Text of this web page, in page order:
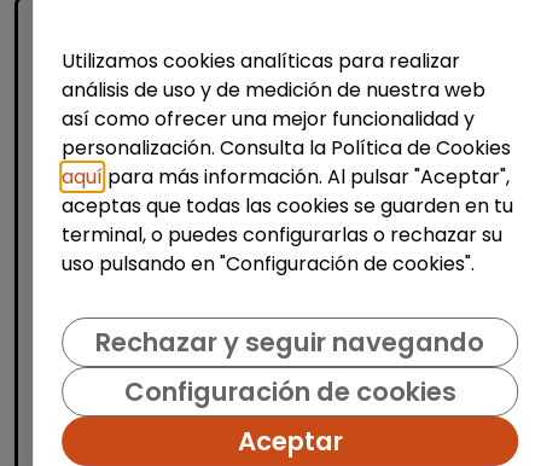
Turismo, Hostelería y Restauración
Cocinero/a (valència)
Valencia| España(Valencia)
La persona seleccionada se encargará de
confeccionar ofertas gastronómicas y
determinar la calidad de las materias
primas, satisfaciendo las necesidades del
Utilizamos cookies analíticas para realizar
análisis de uso y de medición de nuestra web
así como ofrecer una mejor funcionalidad y
personalización. Consulta la Política de Cookies
aquí para más información. Al pulsar "Aceptar",
aceptas que todas las cookies se guarden en tu
terminal, o puedes configurarlas o rechazar su
uso pulsando en "Configuración de cookies".
Rechazar y seguir navegando
Configuración de cookies
Aceptar